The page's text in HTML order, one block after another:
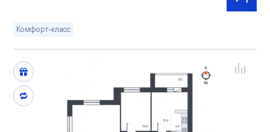
Комфорт-класс